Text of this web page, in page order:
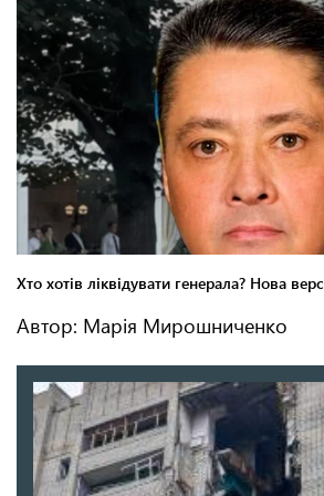
Автор: Марія Мирошниченко